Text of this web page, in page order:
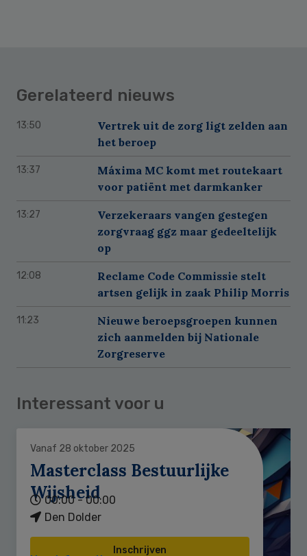
Gerelateerd nieuws
13:50
Vertrek uit de zorg ligt zelden aan
het beroep
13:37
Máxima MC komt met routekaart
voor patiënt met darmkanker
13:27
Verzekeraars vangen gestegen
zorgvraag ggz maar gedeeltelijk
op
12:08
Reclame Code Commissie stelt
artsen gelijk in zaak Philip Morris
11:23
Nieuwe beroepsgroepen kunnen
zich aanmelden bij Nationale
Zorgreserve
Interessant voor u
Vanaf 28 oktober 2025
Masterclass Bestuurlijke
Wijsheid
00:00 - 00:00
Den Dolder
Inschrijven